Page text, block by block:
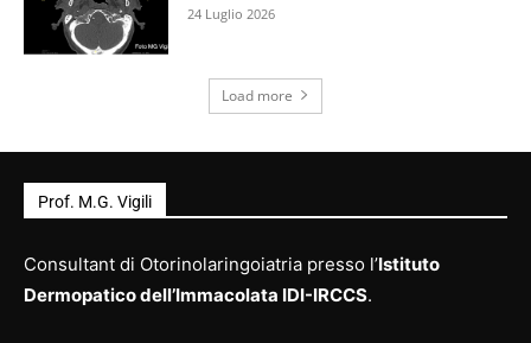
24 Luglio 2026
Load more
Prof. M.G. Vigili
Consultant di Otorinolaringoiatria presso l’Istituto
Dermopatico dell’Immacolata IDI-IRCCS.